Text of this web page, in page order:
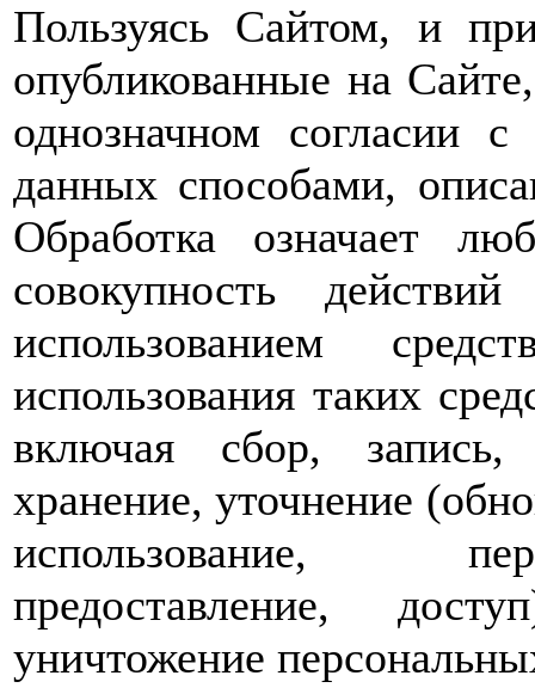
Пользуясь Сайтом, и
опубликованные на
однозначном согласии
данных способами,
Обработка означает
совокупность
использованием
использования таких
включая сбор, запись,
хранение, уточнение
использование,
предоставление,
уничтожение